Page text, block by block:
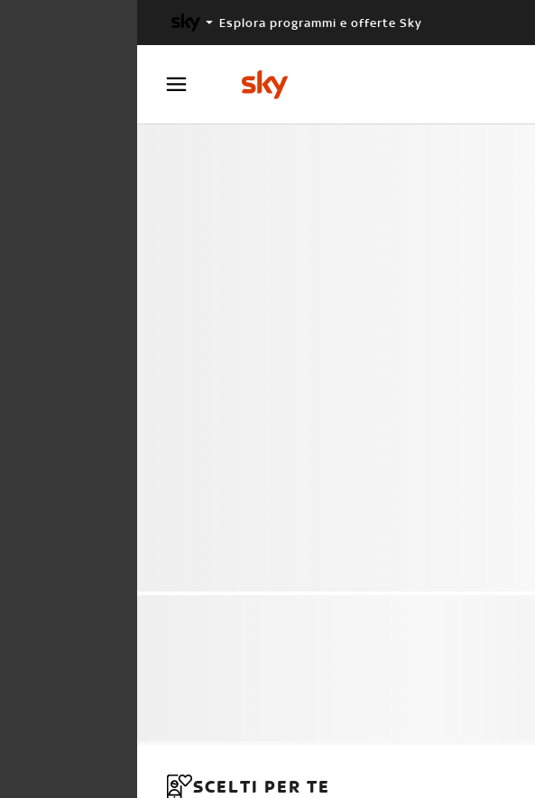
Esplora programmi e offerte Sky
SCELTI PER TE